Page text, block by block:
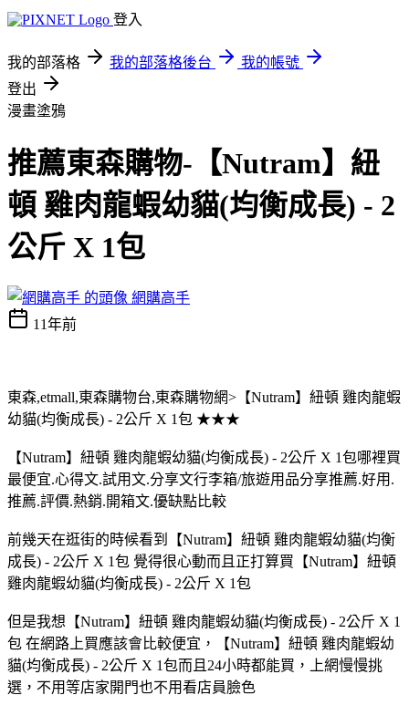
登入
我的部落格 我的部落格後台
我的帳號
登出
漫畫塗鴉
推薦東森購物-【Nutram】紐
頓 雞肉龍蝦幼貓(均衡成長) - 2
公斤 X 1包
網購高手
11年前
東森,etmall,東森購物台,東森購物網>【Nutram】紐頓 雞肉龍蝦
幼貓(均衡成長) - 2公斤 X 1包 ★★★
【Nutram】紐頓 雞肉龍蝦幼貓(均衡成長) - 2公斤 X 1包哪裡買
最便宜.心得文.試用文.分享文行李箱/旅遊用品分享推薦.好用.
推薦.評價.熱銷.開箱文.優缺點比較
前幾天在逛街的時候看到【Nutram】紐頓 雞肉龍蝦幼貓(均衡
成長) - 2公斤 X 1包 覺得很心動而且正打算買【Nutram】紐頓
雞肉龍蝦幼貓(均衡成長) - 2公斤 X 1包
但是我想【Nutram】紐頓 雞肉龍蝦幼貓(均衡成長) - 2公斤 X 1
包 在網路上買應該會比較便宜，【Nutram】紐頓 雞肉龍蝦幼
貓(均衡成長) - 2公斤 X 1包而且24小時都能買，上網慢慢挑
選，不用等店家開門也不用看店員臉色